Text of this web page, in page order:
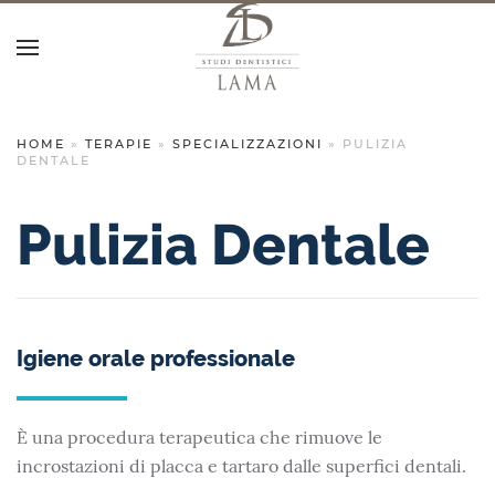
HOME » TERAPIE » SPECIALIZZAZIONI » PULIZIA
DENTALE
Pulizia Dentale
Igiene orale professionale
È una procedura terapeutica che rimuove le
incrostazioni di placca e tartaro dalle superfici dentali.